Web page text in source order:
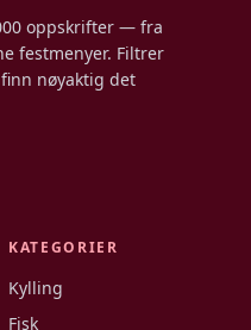
oppskrifter — fra
festmenyer. Filtrer
nøyaktig det
KATEGORIER
Kylling
Fisk